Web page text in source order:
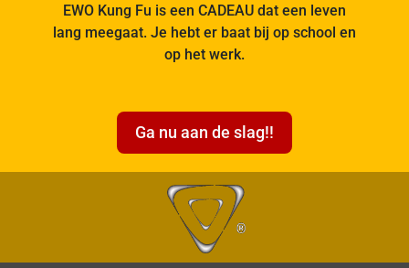
EWO Kung Fu is een CADEAU dat een leven
lang meegaat. Je hebt er baat bij op school en
op het werk.
Ga nu aan de slag!!